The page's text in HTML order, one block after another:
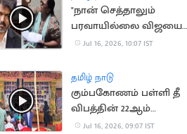
"நான் செத்தாலும்
பரவாயில்லை விஜயை
பாக்கணும்".. பெண்
Jul 16, 2026, 10:07 IST
தமிழ் நாடு
கும்பகோணம் பள்ளி தீ
விபத்தின் 22ஆம்
ஆண்டு நினைவு தினம்
Jul 16, 2026, 09:07 IST